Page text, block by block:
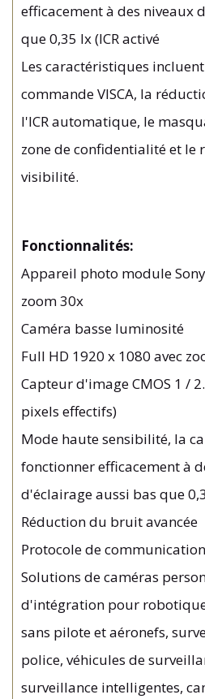
efficacement à des niveaux
que 0,35 lx (ICR activé
Les caractéristiques
commande VISCA, la
l'ICR automatique, le
zone de confidentialité et le
visibilité.
Fonctionnalités:
Appareil photo module Sony
zoom 30x
Caméra basse luminosité
Full HD 1920 x 1080 avec
Capteur d'image CMOS 1 /
pixels effectifs)
Mode haute sensibilité, la
fonctionner efficacement à
d'éclairage aussi bas que
Réduction du bruit avancée
Protocole de communication
Solutions de caméras
d'intégration pour
sans pilote et aéronefs,
police, véhicules de
surveillance intelligentes,